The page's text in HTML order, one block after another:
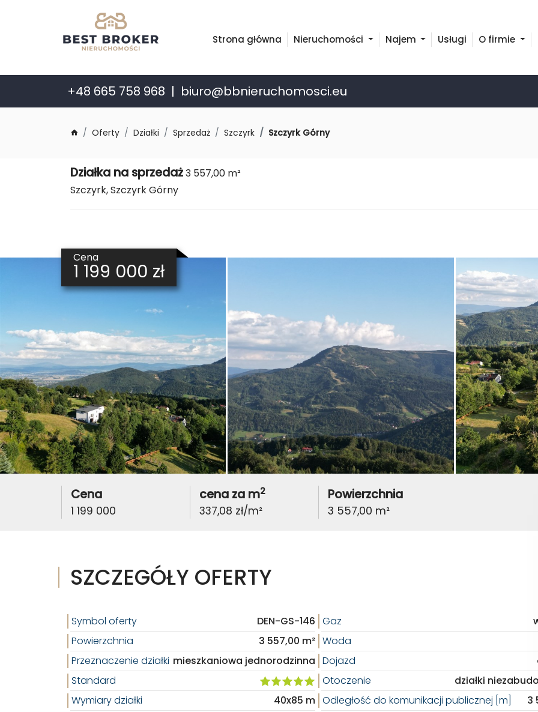
Strona główna Nieruchomości Najem Usługi O firmie
+48 665 758 968 biuro@bbnieruchomosci.eu
Oferty Działki Sprzedaż Szczyrk Szczyrk Górny
Działka na sprzedaż3 557,00 m²
Szczyrk, Szczyrk Górny
Cena
1 199 000 zł
Cena
1 199 000
cena za m2
337,08 zł/m²
Powierzchnia
3 557,00 m²
SZCZEGÓŁY OFERTY
Symbol oferty
DEN-GS-146
Powierzchnia
3 557,00 m²
Przeznaczenie działki mieszkaniowa jednorodzinna
Standard
Wymiary działki
40x85 m
Gaz
Woda
Dojazd
Otoczenie
działki
Odległość do komunikacji publicznej [m]
3